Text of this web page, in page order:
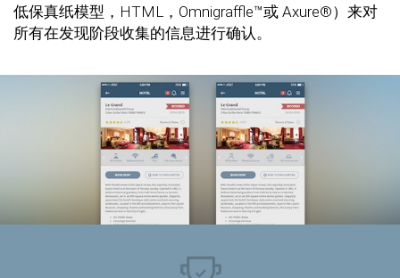
低保真纸模型，HTML，Omnigraffle™或 Axure®）来对
所有在发现阶段收集的信息进行确认。